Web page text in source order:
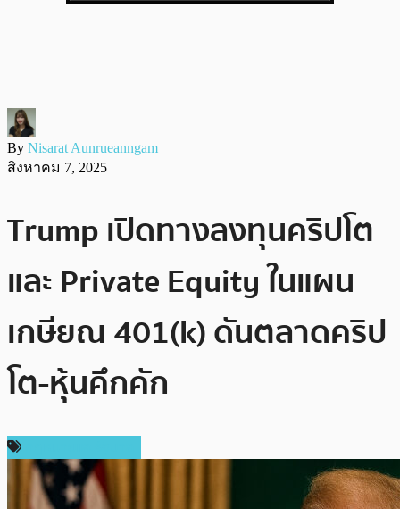
By Nisarat Aunrueanngam
สิงหาคม 7, 2025
Trump เปิดทางลงทุนคริปโต
และ Private Equity ในแผน
เกษียณ 401(k) ดันตลาดคริป
โต-หุ้นคึกคัก